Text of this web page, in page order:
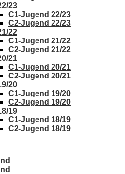
23
C1-Jugend 22/23
C2-Jugend 22/23
22
C1-Jugend 21/22
C2-Jugend 21/22
21
C1-Jugend 20/21
C2-Jugend 20/21
20
C1-Jugend 19/20
C2-Jugend 19/20
19
C1-Jugend 18/19
C2-Jugend 18/19